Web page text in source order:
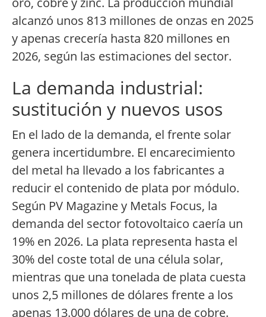
alcanzó unos 813 millones de onzas en 2025
y apenas crecería hasta 820 millones en
2026, según las estimaciones del sector.
La demanda industrial:
sustitución y nuevos usos
En el lado de la demanda, el frente solar
genera incertidumbre. El encarecimiento
del metal ha llevado a los fabricantes a
reducir el contenido de plata por módulo.
Según PV Magazine y Metals Focus, la
demanda del sector fotovoltaico caería un
19% en 2026. La plata representa hasta el
30% del coste total de una célula solar,
mientras que una tonelada de plata cuesta
unos 2,5 millones de dólares frente a los
apenas 13.000 dólares de una de cobre.